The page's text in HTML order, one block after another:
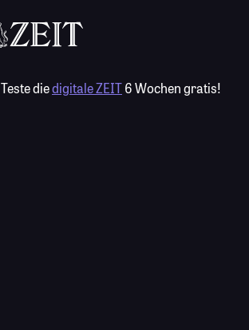
Teste diedigitale ZEIT6 Wochen gratis!